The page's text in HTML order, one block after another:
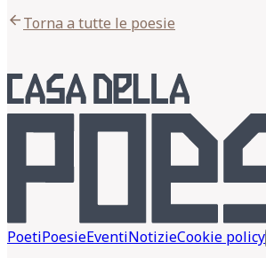
arrow_backTorna a tutte le poesie
PoetiPoesieEventiNotizieCookie policy